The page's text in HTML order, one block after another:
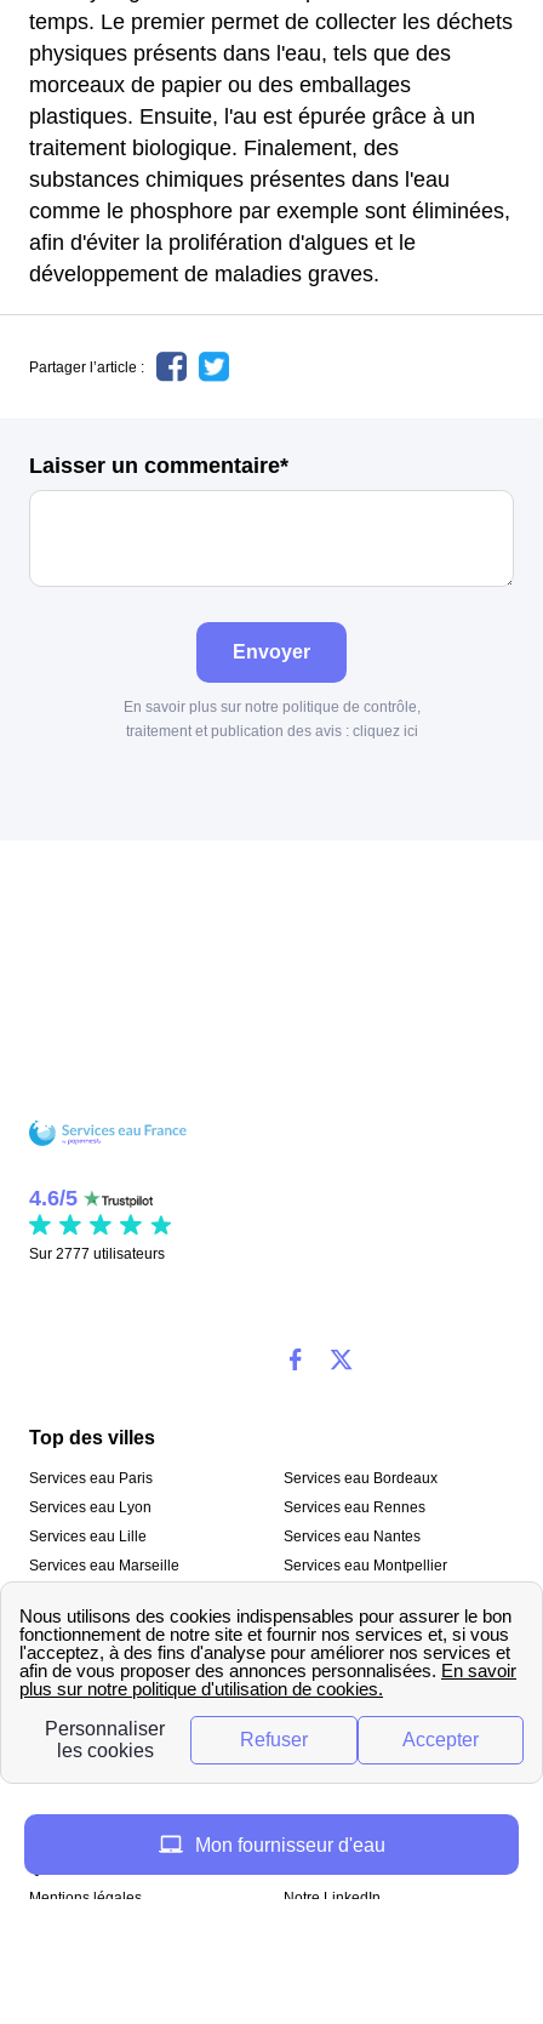
temps. Le premier permet de collecter les déchets
physiques présents dans l'eau, tels que des
morceaux de papier ou des emballages
plastiques. Ensuite, l'au est épurée grâce à un
traitement biologique. Finalement, des
substances chimiques présentes dans l'eau
comme le phosphore par exemple sont éliminées,
afin d'éviter la prolifération d'algues et le
développement de maladies graves.
Partager l’article :
Laisser un commentaire*
Envoyer
En savoir plus sur notre politique de contrôle,
traitement et publication des avis : cliquez ici
4.6/5
Sur 2777 utilisateurs
Top des villes
Services eau Paris
Services eau Lyon
Services eau Lille
Services eau Marseille
Services eau Toulon
Services eau Bordeaux
Services eau Rennes
Services eau Nantes
Services eau Montpellier
Services eau Strasbourg
Nos outils
🛁 Simulateur consommation eau
💧 Comparer les fournisseurs
d’eau
Qui sommes-nous ?
Mentions légales
Notre LinkedIn
Mon fournisseur d'eau